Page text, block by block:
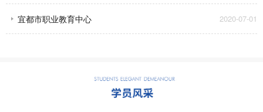
宜都市职业教育中心 2020-07-01